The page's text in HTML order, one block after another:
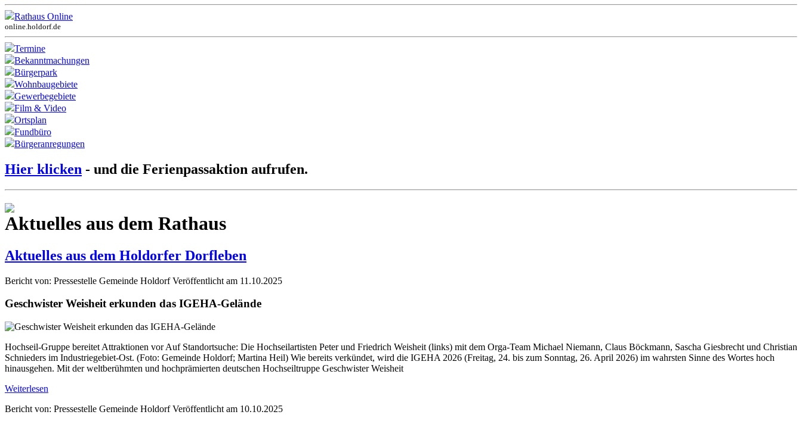
Rathaus Online
online.holdorf.de
Termine
Bekanntmachungen
Bürgerpark
Wohnbaugebiete
Gewerbegebiete
Film & Video
Ortsplan
Fundbüro
Bürgeranregungen
Hier klicken - und die Ferienpassaktion aufrufen.
Aktuelles aus dem Rathaus
Aktuelles aus dem Holdorfer Dorfleben
Bericht von: Pressestelle Gemeinde Holdorf Veröffentlicht am 11.10.2025
Geschwister Weisheit erkunden das IGEHA-Gelände
Hochseil-Gruppe bereitet Attraktionen vor Auf Standortsuche: Die Hochseilartisten Peter und Friedrich Weisheit (links) mit dem Orga-Team Michael Niemann, Claus Böckmann, Sascha Giesbrecht und Christian
Schnieders im Industriegebiet-Ost. (Foto: Gemeinde Holdorf; Martina Heil) Wie bereits verkündet, wird die IGEHA 2026 (Freitag, 24. bis zum Sonntag, 26. April 2026) im wahrsten Sinne des Wortes hoch
hinausgehen. Mit der weltberühmten und hochprämierten deutschen Hochseiltruppe Geschwister Weisheit
Weiterlesen
Bericht von: Pressestelle Gemeinde Holdorf Veröffentlicht am 10.10.2025